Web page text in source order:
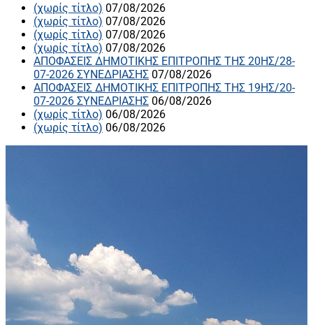
(χωρίς τίτλο) 07/08/2026
(χωρίς τίτλο) 07/08/2026
(χωρίς τίτλο) 07/08/2026
(χωρίς τίτλο) 07/08/2026
ΑΠΟΦΑΣΕΙΣ ΔΗΜΟΤΙΚΗΣ ΕΠΙΤΡΟΠΗΣ ΤΗΣ 20ΗΣ/28-
07-2026 ΣΥΝΕΔΡΙΑΣΗΣ 07/08/2026
ΑΠΟΦΑΣΕΙΣ ΔΗΜΟΤΙΚΗΣ ΕΠΙΤΡΟΠΗΣ ΤΗΣ 19ΗΣ/20-
07-2026 ΣΥΝΕΔΡΙΑΣΗΣ 06/08/2026
(χωρίς τίτλο) 06/08/2026
(χωρίς τίτλο) 06/08/2026